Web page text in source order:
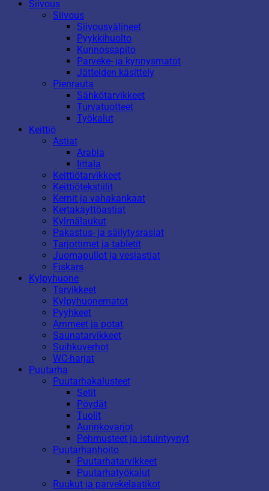
Siivous
Siivous
Siivousvälineet
Pyykkihuolto
Kunnossapito
Parveke- ja kynnysmatot
Jätteiden käsittely
Pienrauta
Sähkötarvikkeet
Turvatuotteet
Työkalut
Keittiö
Astiat
Arabia
Iittala
Keittiötarvikkeet
Keittiötekstiilit
Kernit ja vahakankaat
Kertakäyttöastiat
Kylmälaukut
Pakastus- ja säilytysrasiat
Tarjottimet ja tabletit
Juomapullot ja vesiastiat
Fiskars
Kylpyhuone
Tarvikkeet
Kylpyhuonematot
Pyyhkeet
Ammeet ja potat
Saunatarvikkeet
Suihkuverhot
WC-harjat
Puutarha
Puutarhakalusteet
Setit
Pöydät
Tuolit
Aurinkovarjot
Pehmusteet ja istuintyynyt
Puutarhanhoito
Puutarhatarvikkeet
Puutarhatyökalut
Ruukut ja parvekelaatikot